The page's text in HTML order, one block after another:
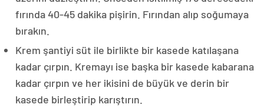
fırında 40-45 dakika pişirin. Fırından alıp soğumaya
bırakın.
Krem şantiyi süt ile birlikte bir kasede katılaşana
kadar çırpın. Kremayı ise başka bir kasede kabarana
kadar çırpın ve her ikisini de büyük ve derin bir
kasede birleştirip karıştırın.